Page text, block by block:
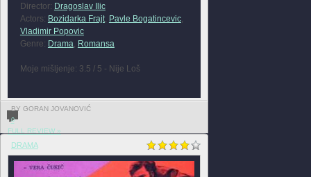
Director: Dragoslav Ilic
Actors: Bozidarka Frajt, Pavle Bogatincevic,
Vladimir Popovic
Genre: Drama, Romansa
Moje mišljenje: 3.5 / 5 - Nije Loš
BY GORAN JOVANOVIĆ
0
FULL REVIEW »
DRAMA